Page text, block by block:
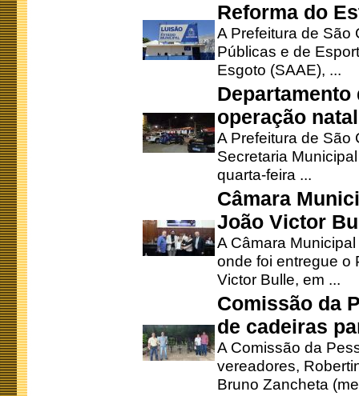
Reforma do
A Prefeitura de São
Públicas e de
Esgoto (SAAE), ...
operação
A Prefeitura de São
Secretaria
quarta-feira ...
Câmara
João Victor
A Câmara
onde foi entregue o
Victor Bulle, em ...
Comissão da
de cadeiras
A Comissão da
vereadores,
Bruno Zancheta